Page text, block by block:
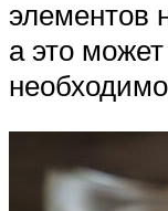
элементов
а это